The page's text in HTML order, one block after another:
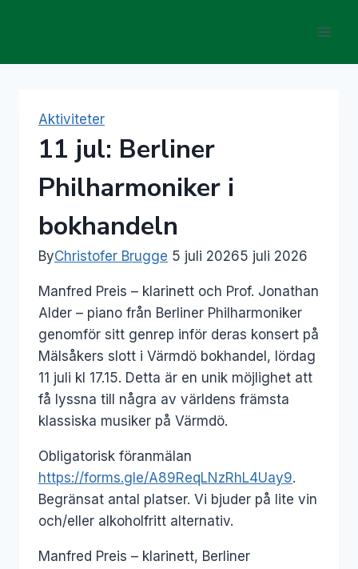
Aktiviteter
11 jul: Berliner
Philharmoniker i
bokhandeln
ByChristofer Brugge 5 juli 20265 juli 2026
Manfred Preis – klarinett och Prof. Jonathan
Alder – piano från Berliner Philharmoniker
genomför sitt genrep inför deras konsert på
Mälsåkers slott i Värmdö bokhandel, lördag
11 juli kl 17.15. Detta är en unik möjlighet att
få lyssna till några av världens främsta
klassiska musiker på Värmdö.
Obligatorisk föranmälan
https://forms.gle/A89ReqLNzRhL4Uay9.
Begränsat antal platser. Vi bjuder på lite vin
och/eller alkoholfritt alternativ.
Manfred Preis – klarinett, Berliner